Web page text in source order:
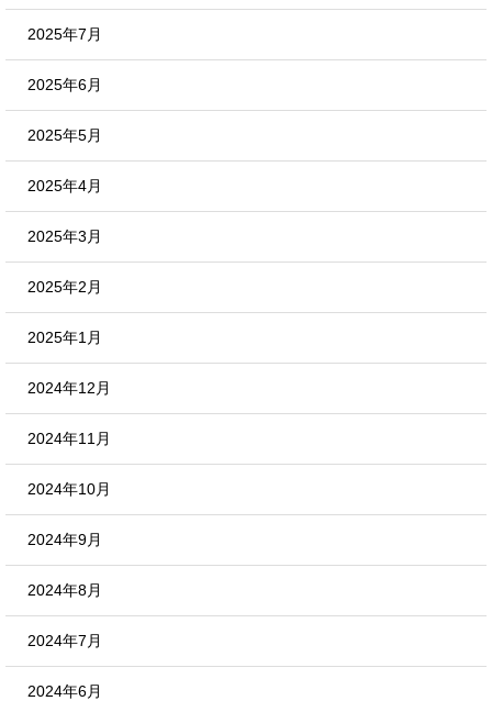
2025年7月
2025年6月
2025年5月
2025年4月
2025年3月
2025年2月
2025年1月
2024年12月
2024年11月
2024年10月
2024年9月
2024年8月
2024年7月
2024年6月